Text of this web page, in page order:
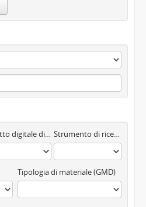
Oggetto digitale disponibile Strumento di ricerca
Tipologia di materiale (GMD)